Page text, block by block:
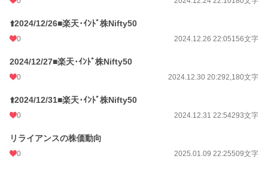
⬆️2024/12/26■楽天･ｲﾝﾄﾞ株Nifty50
0 2024.12.26 22:05156文字
2024/12/27■楽天･ｲﾝﾄﾞ株Nifty50
0 2024.12.30 20:292,180文字
⬆️2024/12/31■楽天･ｲﾝﾄﾞ株Nifty50
0 2024.12.31 22:54293文字
リライアンスの株価動向
0 2025.01.09 22:25509文字